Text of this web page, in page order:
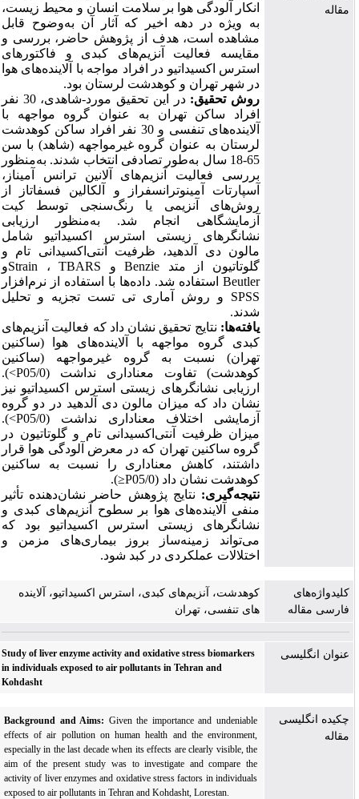
مقاله
انکار آلودگی هوا بر سلامت انسان و محیط زیست،
به ویژه در دهه اخیر که آثار آن به‌وضوح قابل
مشاهده است، هدف از پژوهش حاضر، بررسی و
مقایسه فعالیت آنزیم‌های کبدی و فاکتور‌های
استرس اکسیداتیو در افراد مواجه با آلاینده‌های هوا
در شهر تهران و کوهدشت لرستان بود.
روش تحقیق:
در این تحقیق مورد-شاهدی، 30 نفر
افراد ساکن تهران به عنوان گروه مواجهه با
آلاینده‌های تنفسی و 30 نفر افراد ساکن کوهدشت
لرستان به عنوان گروه غیرمواجهه (شاهد) با سن
65-18 سال به‌طور تصادفی انتخاب شدند. به‌منظور
بررسی فعالیت آنزیم‌های آلانین ترانس آمیناز،
آسپارتات آمینوترانسفراز و آلکالین فسفاتاز از
روش‌های آنزیمی یا رنگ‌سنجی توسط کیت
آزمایشگاهی انجام شد. به‌منظور ارزیابی
نشانگرهای زیستی استرس اکسیداتیو شامل
مالون دی آلدهید، ظرفیت آنتی‌اکسیدانی تام و
گلوتاتیون از متد Benzieو Strain ، TBARS
و
Beutler استفاده شد. داده‌ها با استفاده از نرم‌افزار
SPSSو روش آماری تی تست تجزیه و تحلیل
شدند.
یافته‌ها: نتایج تحقیق نشان داد که فعالیت آنزیم‌های
کبدی گروه مواجهه با آلاینده‌های هوا (ساکنین
تهران) نسبت به گروه غیرمواجهه (ساکنین
کوهدشت) تفاوت معناداری نداشت (
05/0
P>
).
ارزیابی نشانگرهای زیستی استرس اکسیداتیو نیز
نشان داد که میزان مالون دی آلدهید در دو گروه
آزمایشی اختلاف معناداری نداشت (
05/0
P>
).
میزان ظرفیت آنتی‌اکسیدانی تام و گلوتاتیون در
گروه ساکنین تهران که در معرض آلودگی هوا قرار
داشتند، کاهش معناداری را نسبت به ساکنین
کوهدشت نشان داد (05/0
P≤
)
.
نتیجه‌گیری: نتایج پژوهش حاضر نشان‌دهنده تأثیر
منفی آلاینده‌های هوا بر سطوح آنزیم‌های کبدی و
نشانگرهای زیستی استرس اکسیداتیو بود که
می‌تواند زمینه‌ساز بروز بیماری‌های مزمن و
اختلالات عملکردی در کبد شود.
کلیدواژه‌های
فارسی مقاله
کوهدشت، آنزیم‌های کبدی، استرس اکسیداتیو، آلاینده
های تنفسی، تهران
عنوان انگلیسی
Study of liver enzyme activity and oxidative stress biomarkers
in individuals exposed to air pollutants in Tehran and
Kohdasht
چکیده انگلیسی
مقاله
Background and Aims:Given the importance and undeniable
effects of air pollution on human health and the environment,
especially in the last decade when its effects are clearly visible, the
aim of the present study was to investigate and compare the
activity of liver enzymes and oxidative stress factors in individuals
exposed to air pollutants in Tehran and Kohdasht, Lorestan.